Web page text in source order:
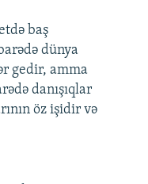
baş
dünya
gedir, amma
danışıqlar
öz işidir və